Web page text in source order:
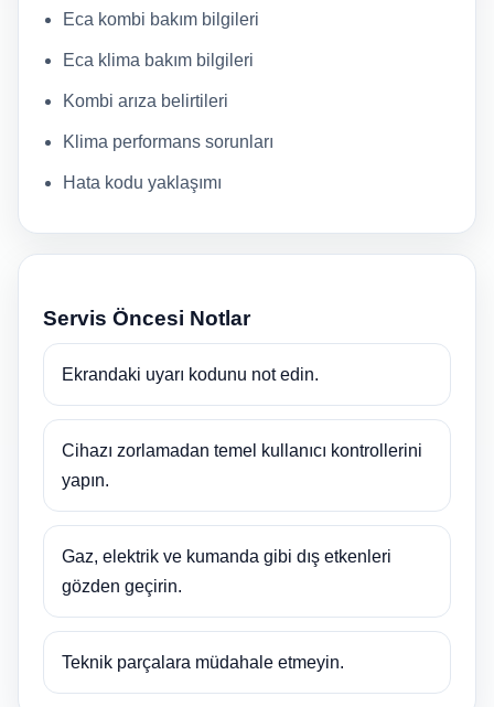
Eca kombi bakım bilgileri
Eca klima bakım bilgileri
Kombi arıza belirtileri
Klima performans sorunları
Hata kodu yaklaşımı
Servis Öncesi Notlar
Ekrandaki uyarı kodunu not edin.
Cihazı zorlamadan temel kullanıcı kontrollerini
yapın.
Gaz, elektrik ve kumanda gibi dış etkenleri
gözden geçirin.
Teknik parçalara müdahale etmeyin.